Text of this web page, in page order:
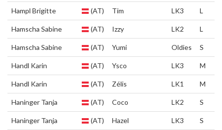
Hampl Brigitte (AT) Tim LK3 L
Hamscha Sabine (AT) Izzy LK2 L
Hamscha Sabine (AT) Yumi Oldies S
Handl Karin (AT) Ysco LK3 M
Handl Karin (AT) Zélis LK1 M
Haninger Tanja (AT) Coco LK2 S
Haninger Tanja (AT) Hazel LK3 S